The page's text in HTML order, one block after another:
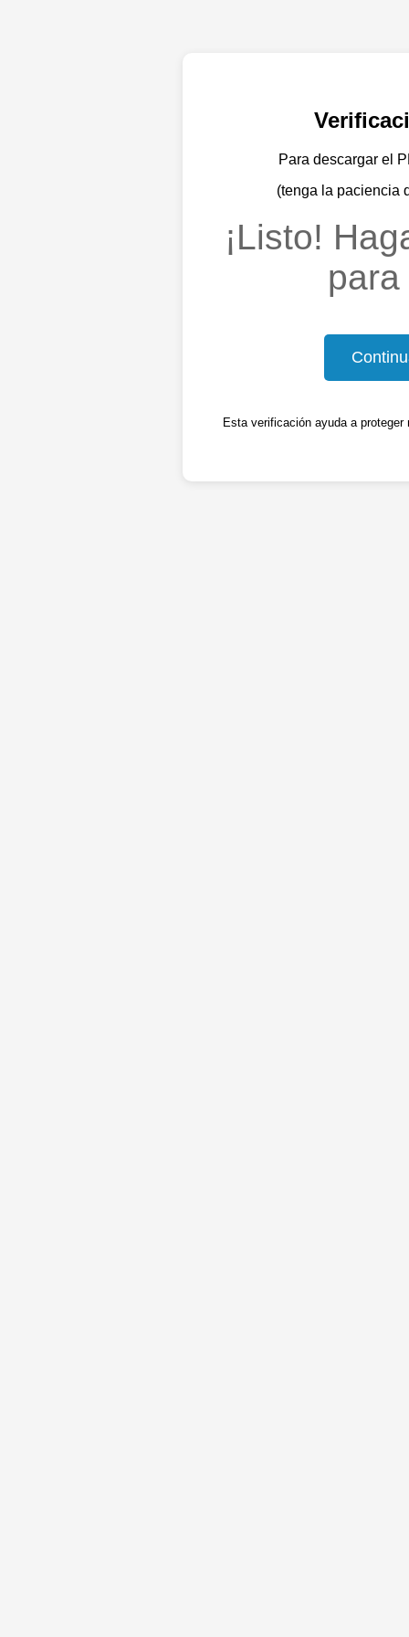
Para descargar el
(tenga la paciencia
¡Listo!
Esta verificación ayuda a